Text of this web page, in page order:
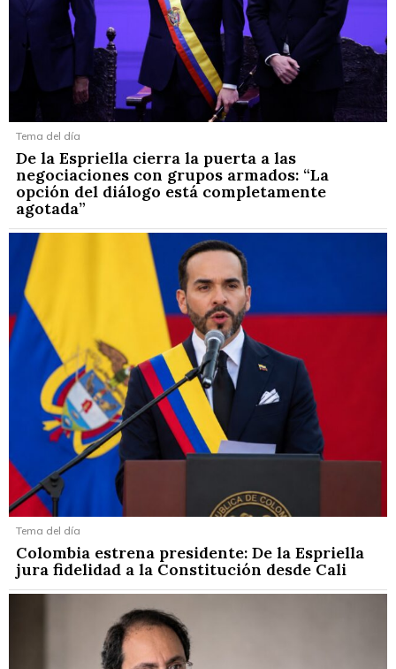
Tema del día
De la Espriella cierra la puerta a las
negociaciones con grupos armados: “La
opción del diálogo está completamente
agotada”
Tema del día
Colombia estrena presidente: De la Espriella
jura fidelidad a la Constitución desde Cali